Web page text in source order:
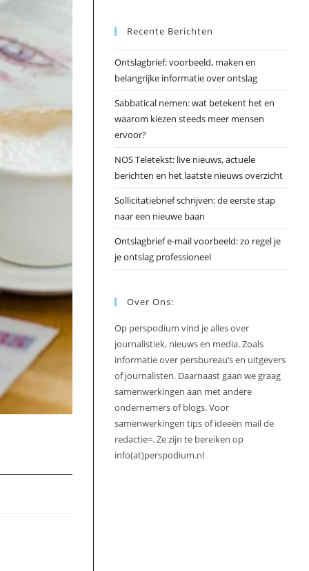
Recente Berichten
Ontslagbrief: voorbeeld, maken en
belangrijke informatie over ontslag
Sabbatical nemen: wat betekent het en
waarom kiezen steeds meer mensen
ervoor?
NOS Teletekst: live nieuws, actuele
berichten en het laatste nieuws overzicht
Sollicitatiebrief schrijven: de eerste stap
naar een nieuwe baan
Ontslagbrief e-mail voorbeeld: zo regel je
je ontslag professioneel
Over Ons:
Op perspodium vind je alles over
journalistiek, nieuws en media. Zoals
informatie over persbureau’s en uitgevers
of journalisten. Daarnaast gaan we graag
samenwerkingen aan met andere
ondernemers of blogs. Voor
samenwerkingen tips of ideeën mail de
redactie=. Ze zijn te bereiken op
info(at)perspodium.nl